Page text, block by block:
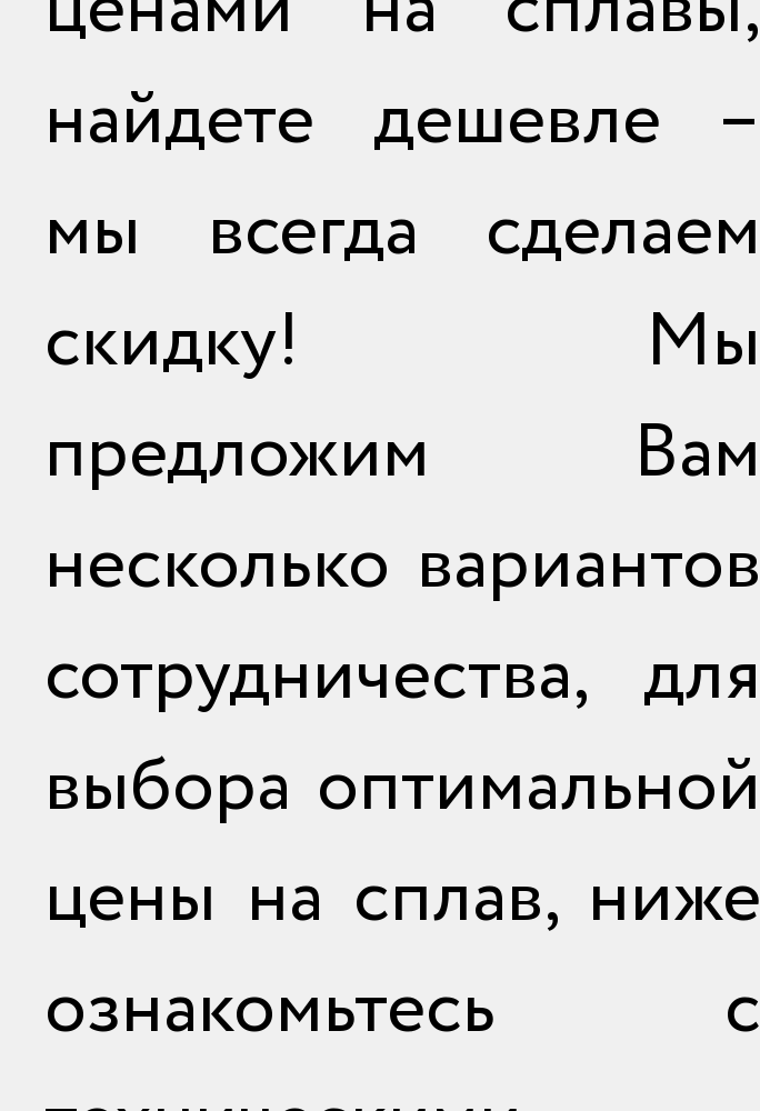
найдете дешевле –
мы всегда сделаем
скидку! Мы
предложим Вам
несколько вариантов
сотрудничества, для
выбора оптимальной
цены на сплав, ниже
ознакомьтесь с
отправить